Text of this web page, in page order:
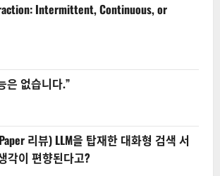
Intermittent, Continuous, or
은 없습니다.”
리뷰) LLM을 탑재한 대화형 검색 서
각이 편향된다고?